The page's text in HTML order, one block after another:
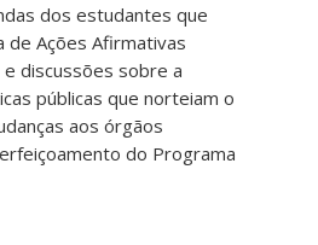
dos estudantes que
de Ações Afirmativas
discussões sobre a
públicas que norteiam o
aos órgãos
do Programa